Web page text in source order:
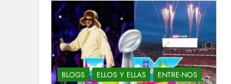
BLOGS ELLOS Y ELLAS
ENTRE-NOS